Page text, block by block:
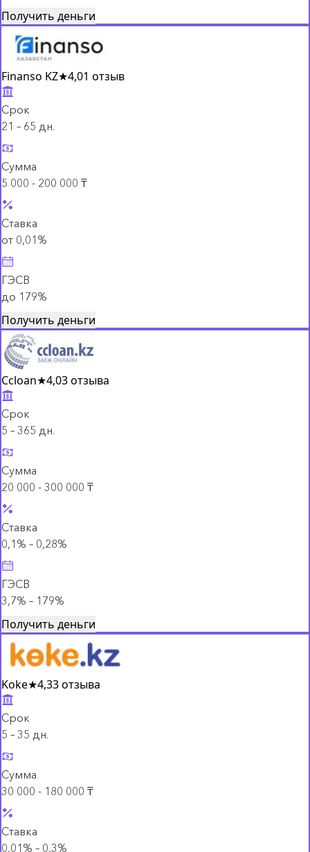
Получить деньги
Finanso KZ★4,01 отзыв
Срок
21 – 65 дн.
Сумма
5 000 - 200 000 ₸
Ставка
от 0,01%
ГЭСВ
до 179%
Получить деньги
Ccloan★4,03 отзыва
Срок
5 – 365 дн.
Сумма
20 000 - 300 000 ₸
Ставка
0,1% – 0,28%
ГЭСВ
3,7% – 179%
Получить деньги
Koke★4,33 отзыва
Срок
5 – 35 дн.
Сумма
30 000 - 180 000 ₸
Ставка
0,01% – 0,3%